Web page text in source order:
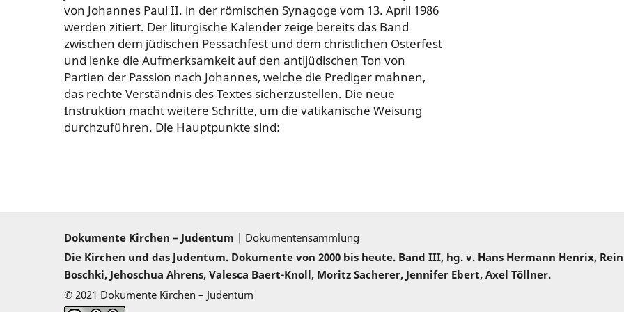
von Johannes Paul II. in der römischen Synagoge vom 13. April 1986
werden zitiert. Der liturgische Kalender zeige bereits das Band
zwischen dem jüdischen Pessachfest und dem christlichen Osterfest
und lenke die Aufmerksamkeit auf den antijüdischen Ton von
Partien der Passion nach Johannes, welche die Prediger mahnen,
das rechte Verständnis des Textes sicherzustellen. Die neue
Instruktion macht weitere Schritte, um die vatikanische Weisung
durchzuführen. Die Hauptpunkte sind:
Dokumente Kirchen – Judentum | Dokumentensammlung
Die Kirchen und das Judentum. Dokumente von 2000 bis heute. Band III, hg. v. Hans Hermann Henrix,
Boschki, Jehoschua Ahrens, Valesca Baert-Knoll, Moritz Sacherer, Jennifer Ebert, Axel Töllner.
© 2021 Dokumente Kirchen – Judentum